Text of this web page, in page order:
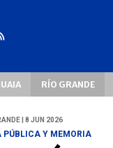
RÍO GRANDE
| 8 JUN 2026
PÚBLICA Y MEMORIA